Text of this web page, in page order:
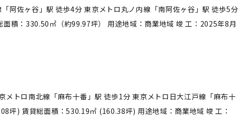
阿佐ヶ谷」駅 徒歩4分 東京メトロ丸ノ内線「南阿佐ヶ谷」駅 徒歩5分
積：330.50㎡（約99.97坪） 用途地域：商業地域 竣 工：2025年8月
トロ南北線「麻布十番」駅 徒歩1分 東京メトロ日大江戸線「麻布十
坪) 賃貸総面積：530.19㎡ (160.38坪) 用途地域：商業地域 竣 工：